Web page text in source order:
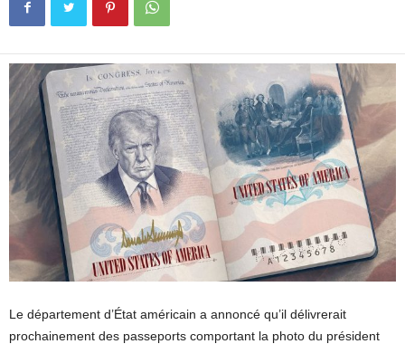
Le département d’État américain a annoncé qu’il délivrerait
prochainement des passeports comportant la photo du président